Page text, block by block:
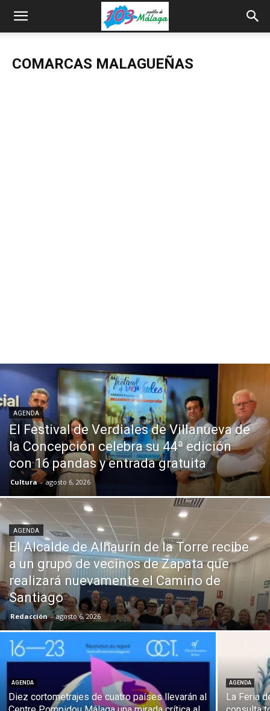
COMARCAS MALAGUEÑAS
AGENDA
El Festival de Verdiales de Villanueva de
la Concepción celebra su 44ª edición
con 16 pandas y entrada gratuita
Cultura - agosto 6, 2026
AGENDA
El Alcalde de Alhaurín de la Torre recibe
a un grupo de vecinos de Zapata que
realizará nuevamente el Camino de
Santiago
Redacción - agosto 6, 2026
AGENDA
Diez cortometrajes de cuatro países llevarán al
AGENDA
La Feria